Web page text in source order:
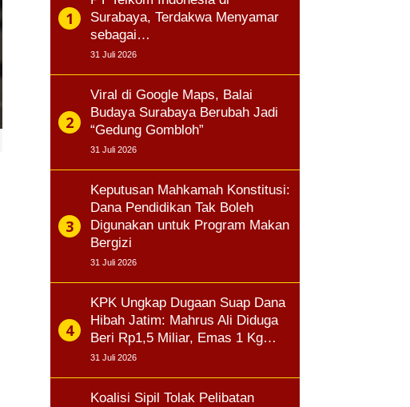
Surabaya, Terdakwa Menyamar
sebagai…
31 Juli 2026
Viral di Google Maps, Balai
Budaya Surabaya Berubah Jadi
“Gedung Gombloh”
31 Juli 2026
Keputusan Mahkamah Konstitusi:
Dana Pendidikan Tak Boleh
Digunakan untuk Program Makan
Bergizi
31 Juli 2026
KPK Ungkap Dugaan Suap Dana
Hibah Jatim: Mahrus Ali Diduga
Beri Rp1,5 Miliar, Emas 1 Kg…
31 Juli 2026
Koalisi Sipil Tolak Pelibatan